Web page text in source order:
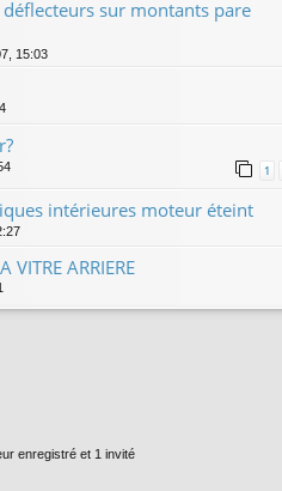
sur montants pare
15:03
1
intérieures moteur éteint
VITRE ARRIERE
enregistré et 1 invité